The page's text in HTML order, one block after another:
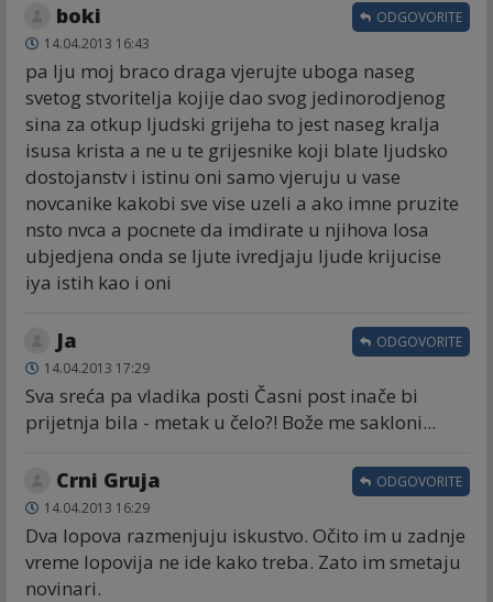
boki
14.04.2013 16:43
pa lju moj braco draga vjerujte uboga naseg
svetog stvoritelja kojije dao svog jedinorodjenog
sina za otkup ljudski grijeha to jest naseg kralja
isusa krista a ne u te grijesnike koji blate ljudsko
dostojanstv i istinu oni samo vjeruju u vase
novcanike kakobi sve vise uzeli a ako imne pruzite
nsto nvca a pocnete da imdirate u njihova losa
ubjedjena onda se ljute ivredjaju ljude krijucise
iya istih kao i oni
ODGOVORITE
Ja
14.04.2013 17:29
Sva sreća pa vladika posti Časni post inače bi
prijetnja bila - metak u čelo?! Bože me sakloni...
ODGOVORITE
Crni Gruja
14.04.2013 16:29
Dva lopova razmenjuju iskustvo. Očito im u zadnje
vreme lopovija ne ide kako treba. Zato im smetaju
novinari.
ODGOVORITE